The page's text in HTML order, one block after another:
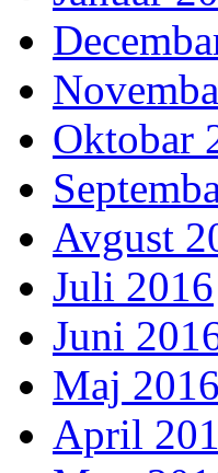
Oktobar
Avgust
Juli 2016
Juni
Maj 2016
April